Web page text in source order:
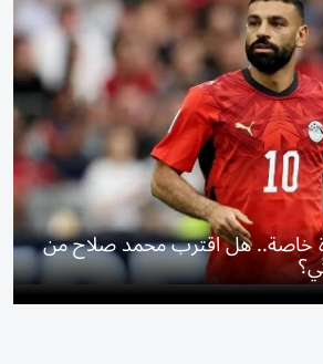
خاصة.. هل اقترب محمد صلاح من